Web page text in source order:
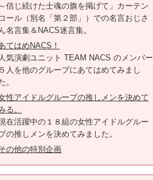
～信じ続けた士魂の旗を掲げて」カーテン
コール（別名「第２部」）での名言おじさ
名言集＆NACS迷言集。
てはめNACS！
人気演劇ユニット TEAM NACS のメンバー
５人を他のグループにあてはめてみまし
。
性アイドルグループの推しメンを決めて
る。
在活躍中の１８組の女性アイドルグルー
の推しメンを決めてみました。
の他の特別企画